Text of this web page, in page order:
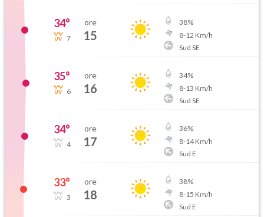
34°
7
ore
15
38%
8-12 Km/h
Sud SE
35°
6
ore
16
34%
8-13 Km/h
Sud SE
34°
4
ore
17
36%
8-14Km/h
Sud E
33°
3
ore
18
38%
8-15 Km/h
Sud E